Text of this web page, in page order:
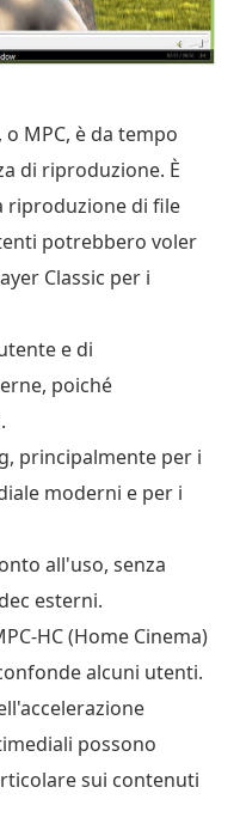
, o MPC, è da tempo
di riproduzione. È
riproduzione di file
potrebbero voler
Classic per i
e di
poiché
principalmente per i
moderni e per i
all'uso, senza
esterni.
HC (Home Cinema)
alcuni utenti.
possono
sui contenuti